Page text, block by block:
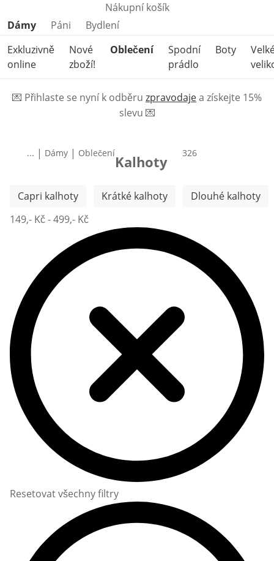
Nákupní košík
Přeskočit kategorie produktů
Dámy Páni
Bydlení
Exkluzivně
online
Nové
zboží!
Oblečení
Spodní
prádlo
Boty
💌 Přihlaste se nyní k odběru zpravodajea získejte 15%
slevu 💌
... | Dámy | OblečeníKalhoty produktů
326
Přeskočit další kategorie
Capri kalhoty Krátké kalhoty
Dlouhé kalhoty
149,- Kč - 499,- Kč
Resetovat všechny filtry